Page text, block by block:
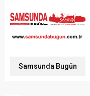
Samsunda Bugün